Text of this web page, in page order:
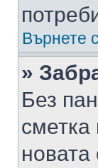
Върнете
»
Без